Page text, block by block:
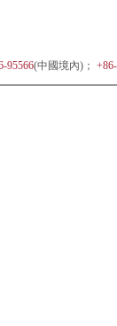
95566(中國境內)；